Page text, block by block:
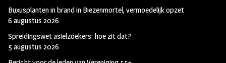
Buxusplanten in brand in Biezenmortel, vermoedelijk opzet
6 augustus 2026
Spreidingswet asielzoekers: hoe zit dat?
5 augustus 2026